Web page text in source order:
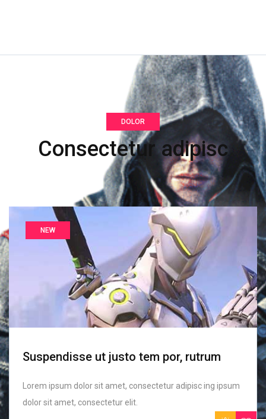
DOLOR
Consectetur adipisc
NEW
Suspendisse ut justo tem por, rutrum
Lorem ipsum dolor sit amet, consectetur adipisc ing ipsum
dolor sit amet, consectetur elit.